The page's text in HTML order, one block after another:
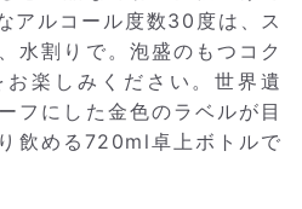
アルコール度数30度は、ス
水割りで。泡盛のもつコク
楽しみください。世界遺
フにした金色のラベルが目
飲める720ml卓上ボトルで